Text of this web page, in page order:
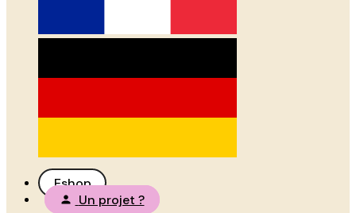
Eshop
Un projet ?